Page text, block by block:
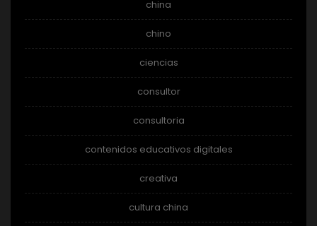
china
chino
ciencias
consultor
consultoria
contenidos educativos digitales
creativa
cultura china